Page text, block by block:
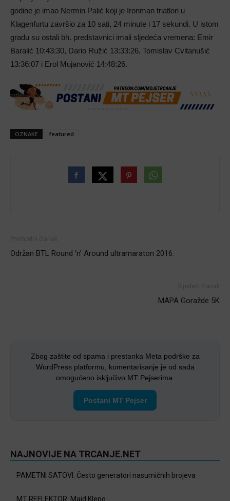
godine je imao Nermin Palić koji je Ironman triatlon u
Klagenfurtu završio za 10 sati, 24 minute i 17 sekundi. U istom
gradu su ostali bh. predstavnici imali sljedeća vremena: Emir
Baralić 10:43:30, Dario Ružić 13:33:26, Tomislav Cvitanušić
13:36:07 i Erol Mujanović 14:48:26.
OZNAKE featured
Održan BTL Round ‘n’ Around ultramaraton 2016.
MAPA Goražde 5K
Zbog zaštite od spama i prestanka Meta podrške za
WordPress platformu, komentarisanje je od sada
omogućeno isključivo MT Pejserima.
Postani MT Pejser
NAJNOVIJE NA TRCANJE.NET
PAMETNI SATOVI: Često generatori nasumičnih brojeva
MT REFLEKTOR: Maid Klepo